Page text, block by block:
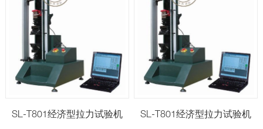
SL-T801经济型拉力试验机 SL-T801经济型拉力试验机